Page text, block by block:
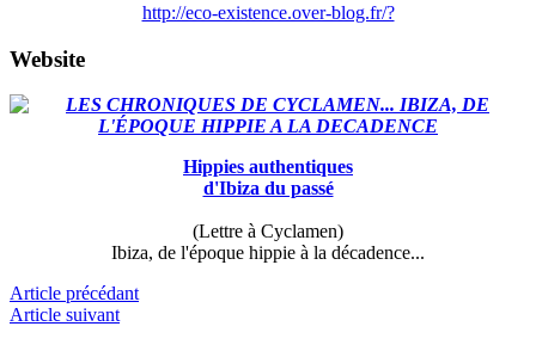
http://eco-existence.over-blog.fr/?
Website
Hippies authentiques
d'Ibiza du passé
(Lettre à Cyclamen)
Ibiza, de l'époque hippie à la décadence...
Article précédant
Article suivant